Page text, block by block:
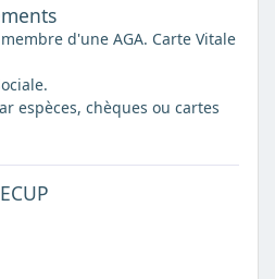
d'une AGA. Carte Vitale
espèces, chèques ou cartes